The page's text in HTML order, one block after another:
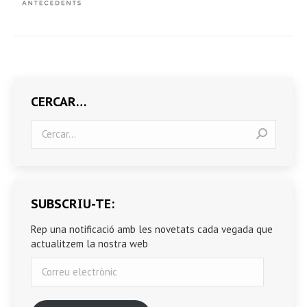
CERCAR…
SUBSCRIU-TE:
Rep una notificació amb les novetats cada vegada que
actualitzem la nostra web
electrònic